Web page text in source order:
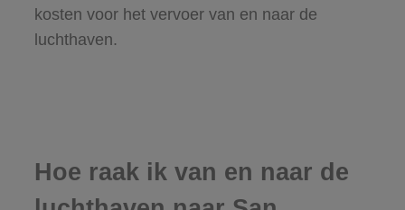
kosten voor het vervoer van en naar de
luchthaven.
Hoe raak ik van en naar de